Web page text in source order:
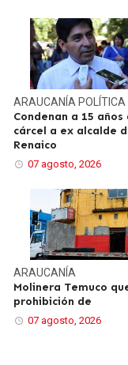
ARAUCANÍA POLÍTICA
Condenan a 15 años
cárcel a ex alcalde
Renaico
07 agosto, 2026
ARAUCANÍA
Molinera Temuco
prohibición de
07 agosto, 2026